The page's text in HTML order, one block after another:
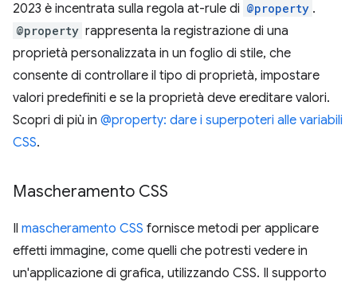
2023 è incentrata sulla regola at-rule di @property .
@property rappresenta la registrazione di una
proprietà personalizzata in un foglio di stile, che
consente di controllare il tipo di proprietà, impostare
valori predefiniti e se la proprietà deve ereditare valori.
Scopri di più in @property: dare i superpoteri alle variabili
CSS.
Mascheramento CSS
Il mascheramento CSS fornisce metodi per applicare
effetti immagine, come quelli che potresti vedere in
un'applicazione di grafica, utilizzando CSS. Il supporto